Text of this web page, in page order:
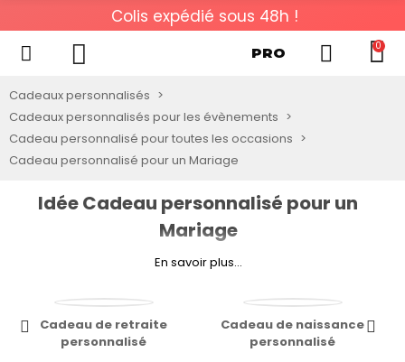
Colis expédié sous 48h !
PRO 0
Cadeaux personnalisés
Cadeaux personnalisés pour les évènements
Cadeau personnalisé pour toutes les occasions
Cadeau personnalisé pour un Mariage
Idée Cadeau personnalisé pour un
Mariage
cadeau uniquepour célébrer le mariage
personnalisés qui permettront aux jeunes mariés de se
remémorer cette journée exceptionnelle toute leur vie. Nous
proposons une sélection d’objets tels que des vases
En savoir plus...
Cadeau de retraite
personnalisé
Cadeau de naissance
personnalisé